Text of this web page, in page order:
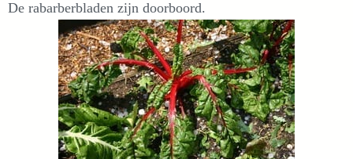
De rabarberbladen zijn doorboord.